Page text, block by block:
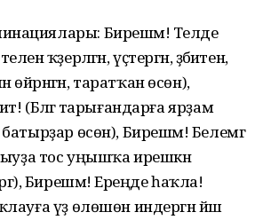
Бирешмә! Телде
ҡәҙерләгән, үҫтергән, әҙәбиәтен,
таратҡан өсөн),
(Бәләгә тарығандарға ярҙам
өсөн), Бирешмә! Белемгә
тос уңышҡа ирешкән
Бирешмә! Ереңде һаҡла!
үҙ өлөшөн индергән йәш